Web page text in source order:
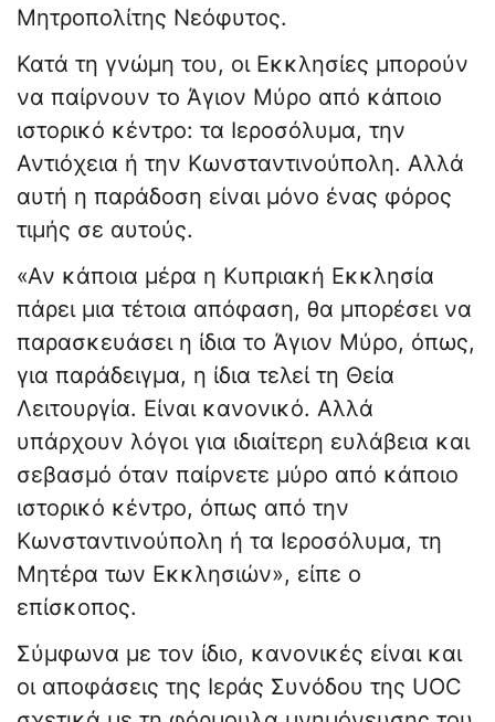
Μητροπολίτης Νεόφυτος.
Κατά τη γνώμη του, οι Εκκλησίες μπορούν
να παίρνουν το Άγιον Μύρο από κάποιο
ιστορικό κέντρο: τα Ιεροσόλυμα, την
Αντιόχεια ή την Κωνσταντινούπολη. Αλλά
αυτή η παράδοση είναι μόνο ένας φόρος
τιμής σε αυτούς.
«Αν κάποια μέρα η Κυπριακή Εκκλησία
πάρει μια τέτοια απόφαση, θα μπορέσει να
παρασκευάσει η ίδια το Άγιον Μύρο, όπως,
για παράδειγμα, η ίδια τελεί τη Θεία
Λειτουργία. Είναι κανονικό. Αλλά
υπάρχουν λόγοι για ιδιαίτερη ευλάβεια και
σεβασμό όταν παίρνετε μύρο από κάποιο
ιστορικό κέντρο, όπως από την
Κωνσταντινούπολη ή τα Ιεροσόλυμα, τη
Μητέρα των Εκκλησιών», είπε ο
επίσκοπος.
Σύμφωνα με τον ίδιο, κανονικές είναι και
οι αποφάσεις της Ιεράς Συνόδου της UOC